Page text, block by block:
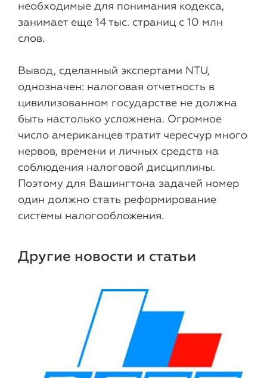
необходимые для понимания кодекса,
занимает еще 14 тыс. страниц с 10 млн
слов.
Вывод, сделанный экспертами NTU,
однозначен: налоговая отчетность в
цивилизованном государстве не должна
быть настолько усложнена. Огромное
число американцев тратит чересчур много
нервов, времени и личных средств на
соблюдения налоговой дисциплины.
Поэтому для Вашингтона задачей номер
один должно стать реформирование
системы налогообложения.
Другие новости и статьи